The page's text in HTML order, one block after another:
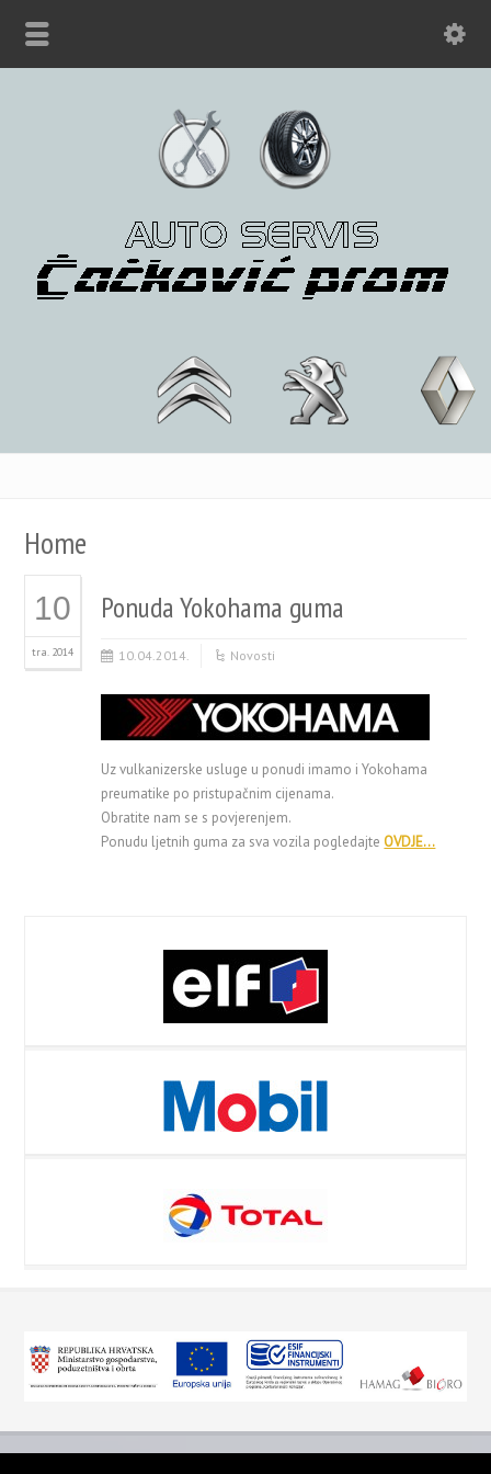
Home
10
tra. 2014
Ponuda Yokohama guma
10.04.2014. Novosti
Uz vulkanizerske usluge u ponudi imamo i Yokohama
preumatike po pristupačnim cijenama.
Obratite nam se s povjerenjem.
Ponudu ljetnih guma za sva vozila pogledajteOVDJE…